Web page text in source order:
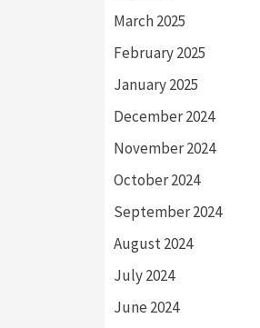
March 2025
February 2025
January 2025
December 2024
November 2024
October 2024
September 2024
August 2024
July 2024
June 2024